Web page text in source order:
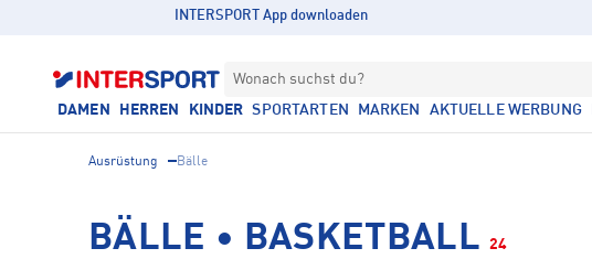
INTERSPORT App downloaden
Wonach suchst du?
DAMEN HERREN KINDER SPORTARTEN MARKEN AKTUELLE WERBUNG
Ausrüstung Bälle
BÄLLE • BASKETBALL 24